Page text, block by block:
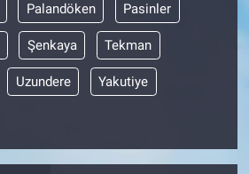
Palandöken Pasinler
Şenkaya Tekman
Uzundere Yakutiye